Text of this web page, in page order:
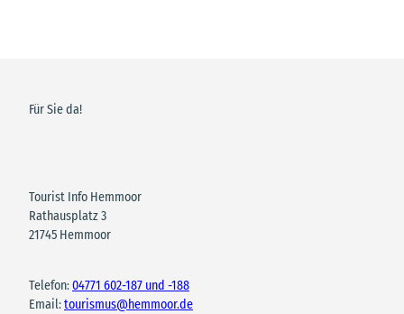
Für Sie da!
Tourist Info Hemmoor
Rathausplatz 3
21745 Hemmoor
Telefon:04771 602-187 und -188
Email:tourismus@hemmoor.de